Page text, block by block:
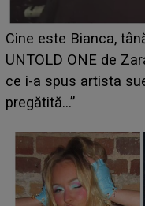
HOROSCOP 11
aduce tensiuni
izbucnesc din senin
scapă de sub control